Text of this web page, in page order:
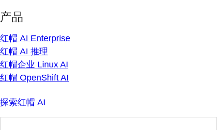
产品
红帽 AI Enterprise
红帽 AI 推理
红帽企业 Linux AI
红帽 OpenShift AI
探索红帽 AI